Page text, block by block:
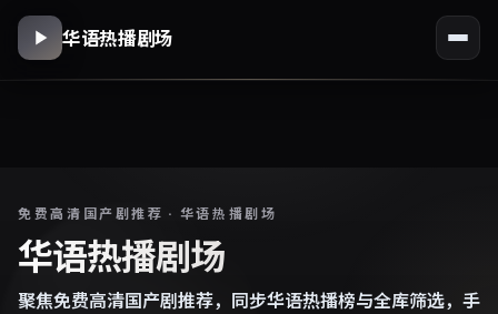
华语热播剧场
免费高清国产剧推荐 · 华语热播剧场
华语热播剧场
聚焦免费高清国产剧推荐，同步华语热播榜与全库筛选，手